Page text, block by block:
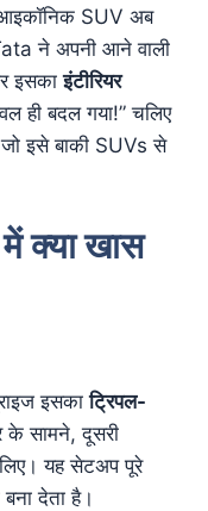
आइकॉनिक SUV अब
ने अपनी आने वाली
इसकाइंटीरियर
ही बदल गया!” चलिए
इसे बाकी SUVs से
क्या खास
इसकाट्रिपल-
सामने, दूसरी
यह सेटअप पूरे
देता है।